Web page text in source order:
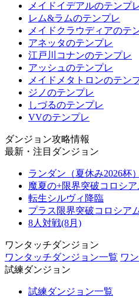
メイドイデアルのテンプ
レム&ラムのテンプレ
メイドクラウディアのテ
アネッタのテンプレ
江戸川コナンのテンプレ
アッシュのテンプレ
メイドメタトロンのテン
ジノのテンプレ
しづるのテンプレ
VVのテンプレ
ダンジョン攻略情報
最新・注目ダンジョン
ランダン（夏休み2026杯）
魔夏の+限界突破コロシア
転生シルヴィ降臨
プラス限界突破コロシア
8人対戦(8月)
ワンタッチダンジョン
ワンタッチダンジョン一覧 ワ
試練ダンジョン
試練ダンジョン一覧